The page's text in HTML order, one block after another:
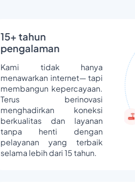
15+ tahun
pengalaman
Kami tidak hanya
menawarkan internet— tapi
membangun kepercayaan.
Terus berinovasi
menghadirkan koneksi
berkualitas dan layanan
tanpa henti dengan
pelayanan yang terbaik
selama lebih dari 15 tahun.